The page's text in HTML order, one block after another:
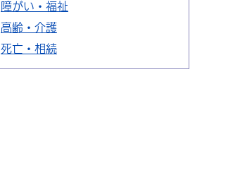
障がい・福祉
高齢・介護
死亡・相続